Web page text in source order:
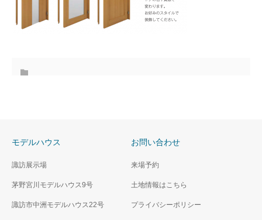
モデルハウス
諏訪展示場
茅野宮川モデルハウス9号
諏訪市中洲モデルハウス22号
お問い合わせ
来場予約
土地情報はこちら
プライバシーポリシー